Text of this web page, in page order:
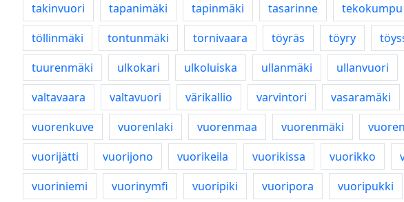
takinvuori
tapanimäki tapinmäki tasarinne tekokumpu
töllinmäki
tontunmäki tornivaara töyräs töyry
tuurenmäki
ulkokari ulkoluiska ullanmäki ullanvuori
valtavaara
valtavuori värikallio varvintori vasaramäki
vuorenkuve
vuorenlaki vuorenmaa vuorenmäki
vuorijätti
vuorijono vuorikeila vuorikissa vuorikko
vuoriniemi
vuorinymfi vuoripiki vuoripora vuoripukki